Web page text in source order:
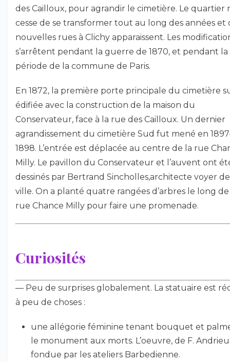
des Cailloux, pour agrandir le cimetière. Le quartier
cesse de se transformer tout au long des années et
nouvelles rues à Clichy apparaissent. Les
s’arrêtent pendant la guerre de 1870, et pendant la
période de la commune de Paris.
En 1872, la première porte principale du cimetière
édifiée avec la construction de la maison du
Conservateur, face à la rue des Cailloux. Un dernier
agrandissement du cimetière Sud fut mené en
1898. L’entrée est déplacée au centre de la rue
Milly. Le pavillon du Conservateur et l’auvent ont
dessinés par Bertrand Sincholles,architecte voyer
ville. On a planté quatre rangées d’arbres le long
rue Chance Milly pour faire une promenade.
Curiosités
— Peu de surprises globalement. La statuaire est
à peu de choses :
une allégorie féminine tenant bouquet et
le monument aux morts. L’oeuvre, de F.
fondue par les ateliers Barbedienne.